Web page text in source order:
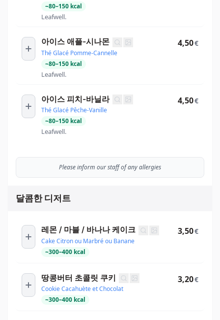
~80–150 kcal
Leafwell.
아이스 애플-시나몬
Thé Glacé Pomme-Cannelle
~80–150 kcal
Leafwell.
4,50€
아이스 피치-바닐라
Thé Glacé Pêche-Vanille
~80–150 kcal
Leafwell.
4,50€
Please inform our staff of any allergies
달콤한 디저트
레몬 / 마블 / 바나나 케이크
Cake Citron ou Marbré ou Banane
~300–400 kcal
3,50€
땅콩버터 초콜릿 쿠키
Cookie Cacahuète et Chocolat
~300–400 kcal
3,20€